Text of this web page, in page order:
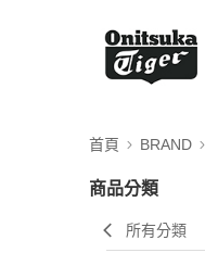
首頁 BRAND
商品分類
所有分類